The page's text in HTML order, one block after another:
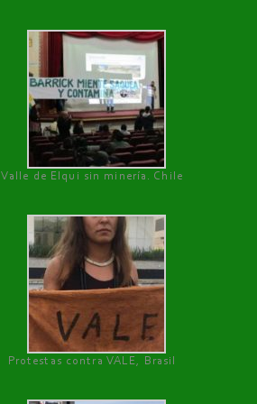
Valle de Elqui sin minería. Chile
Protestas contra VALE, Brasil